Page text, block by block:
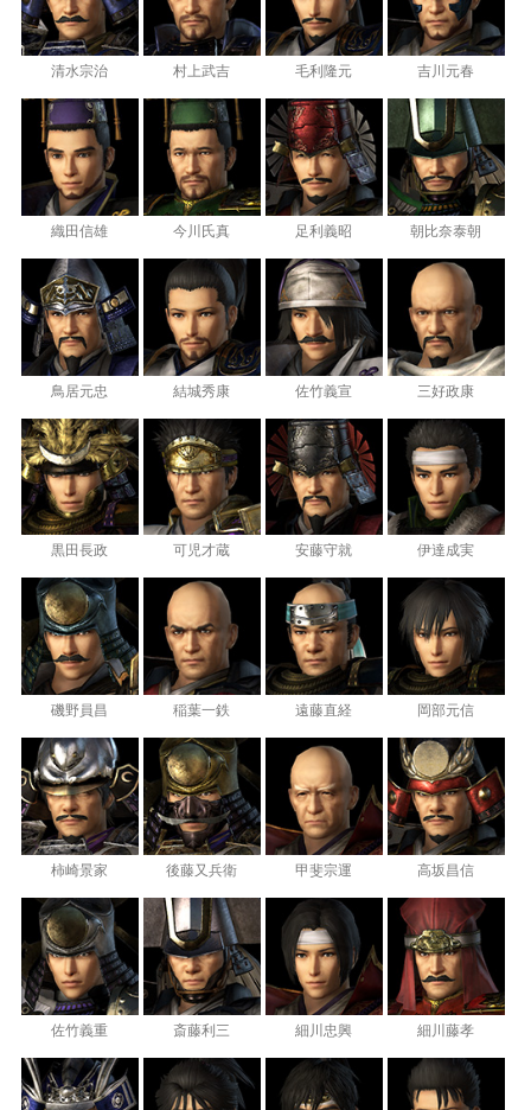
清水宗治 村上武吉 毛利隆元 吉川元春
織田信雄 今川氏真 足利義昭 朝比奈泰朝
鳥居元忠 結城秀康 佐竹義宣 三好政康
黒田長政 可児才蔵 安藤守就 伊達成実
磯野員昌 稲葉一鉄 遠藤直経 岡部元信
柿崎景家 後藤又兵衛 甲斐宗運 高坂昌信
佐竹義重 斎藤利三 細川忠興 細川藤孝